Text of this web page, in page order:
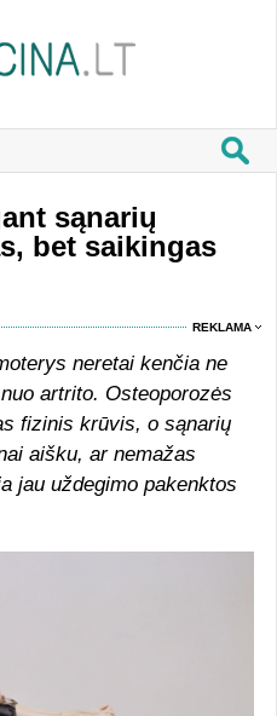
sąnarių
bet saikingas
REKLAMA
neretai kenčia ne
artrito. Osteoporozės
fizinis krūvis, o sąnarių
aišku, ar nemažas
jau uždegimo pakenktos